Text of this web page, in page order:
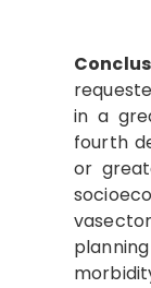
in a
fourth
or